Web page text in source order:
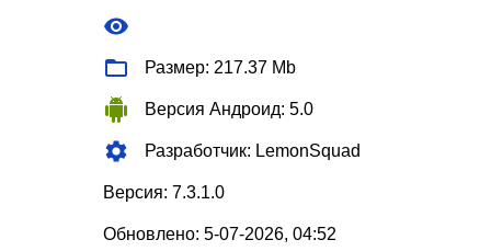
Размер: 217.37 Mb
Версия Андроид: 5.0
Разработчик: LemonSquad
Версия: 7.3.1.0
Обновлено: 5-07-2026, 04:52